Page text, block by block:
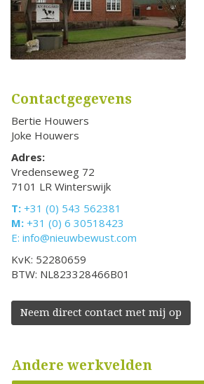
Contactgegevens
Bertie Houwers
Joke Houwers
Adres:
Vredenseweg 72
7101 LR Winterswijk
T: +31 (0) 543 562381
M: +31 (0) 6 30518423
E: info@nieuwbewust.com
KvK: 52280659
BTW: NL823328466B01
Neem direct contact met mij op
Andere werkvelden